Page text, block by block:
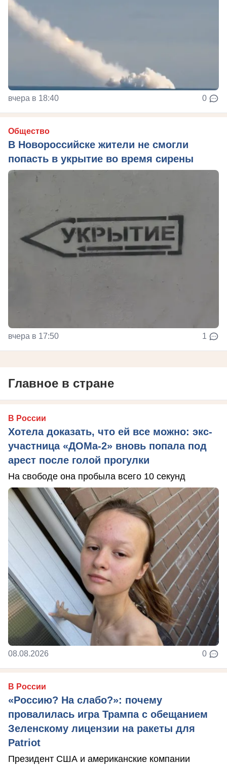
вчера в 18:40 0
Общество
В Новороссийске жители не смогли
попасть в укрытие во время сирены
вчера в 17:50 1
Главное в стране
В России
Хотела доказать, что ей все можно: экс-
участница «ДОМа-2» вновь попала под
арест после голой прогулки
На свободе она пробыла всего 10 секунд
08.08.2026 0
В России
«Россию? На слабо?»: почему
провалилась игра Трампа с обещанием
Зеленскому лицензии на ракеты для
Patriot
Президент США и американские компании